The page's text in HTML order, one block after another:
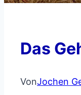
Das
VonJochen